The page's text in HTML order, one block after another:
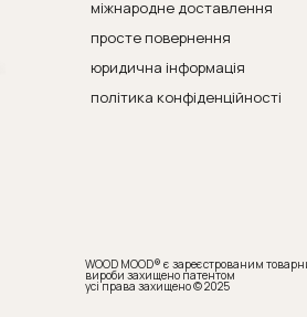
міжнародне доставлення
просте повернення
юридична інформація
політика конфіденційності
WOOD MOOD® є зареєстрованим
вироби захищено патентом
усі права захищено © 2025